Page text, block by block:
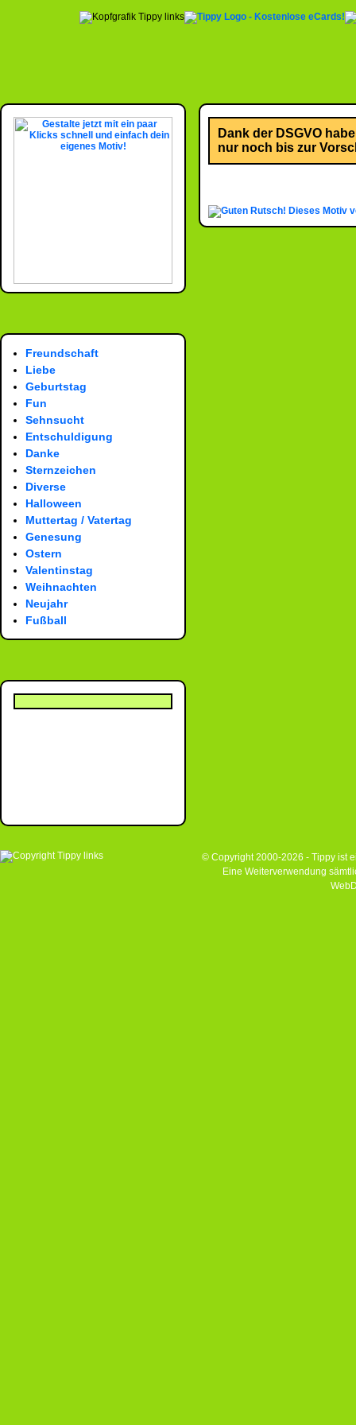
Freundschaft
Liebe
Geburtstag
Fun
Sehnsucht
Entschuldigung
Danke
Sternzeichen
Diverse
Halloween
Muttertag / Vatertag
Genesung
Ostern
Valentinstag
Weihnachten
Neujahr
Fußball
Dank der DSGVO
nur noch bis zur
Dieses Motiv
© Copyright 2000-2026 - Tippy ist
Eine Weiterverwendung